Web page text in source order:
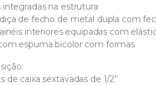
integradas na estrutura
de fecho de metal dupla com
interiores equipadas com
espuma bicolor com formas
de caixa sextavadas de 1/2”